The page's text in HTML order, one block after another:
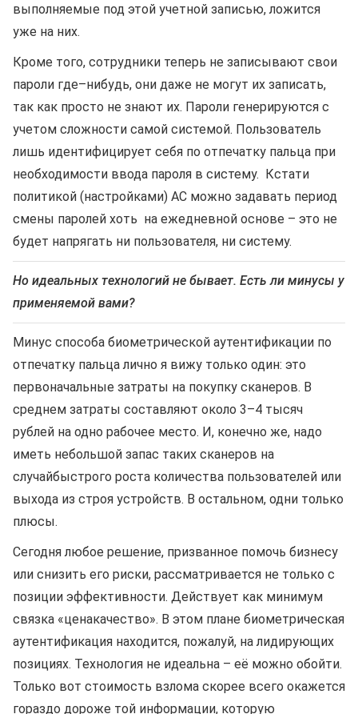
выполняемые под этой учетной записью, ложится
уже на них.
Кроме того, сотрудники теперь не записывают свои
пароли где–нибудь, они даже не могут их записать,
так как просто не знают их. Пароли генерируются с
учетом сложности самой системой. Пользователь
лишь идентифицирует себя по отпечатку пальца при
необходимости ввода пароля в систему. Кстати
политикой (настройками) АС можно задавать период
смены паролей хоть на ежедневной основе – это не
будет напрягать ни пользователя, ни систему.
Но идеальных технологий не бывает. Есть ли минусы у
применяемой вами?
Минус способа биометрической аутентификации по
отпечатку пальца лично я вижу только один: это
первоначальные затраты на покупку сканеров. В
среднем затраты составляют около 3–4 тысяч
рублей на одно рабочее место. И, конечно же, надо
иметь небольшой запас таких сканеров на
случайбыстрого роста количества пользователей или
выхода из строя устройств. В остальном, одни только
плюсы.
Сегодня любое решение, призванное помочь бизнесу
или снизить его риски, рассматривается не только с
позиции эффективности. Действует как минимум
связка «ценакачество». В этом плане биометрическая
аутентификация находится, пожалуй, на лидирующих
позициях. Технология не идеальна – её можно обойти.
Только вот стоимость взлома скорее всего окажется
гораздо дороже той информации, которую